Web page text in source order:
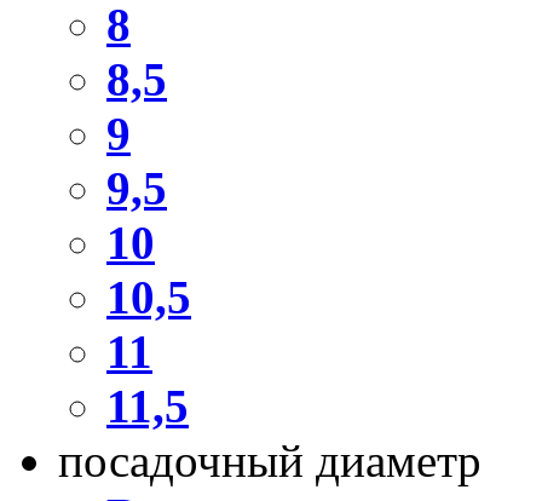
8
8,5
9
9,5
10
10,5
11
11,5
посадочный диаметр